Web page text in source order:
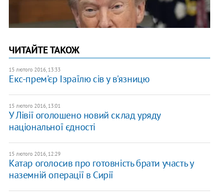
ЧИТАЙТЕ ТАКОЖ
15 лютого 2016, 13:33
Екс-прем'єр Ізраїлю сів у в'язницю
15 лютого 2016, 13:01
У Лівії оголошено новий склад уряду
національної єдності
15 лютого 2016, 12:29
Катар оголосив про готовність брати участь у
наземній операції в Сирії